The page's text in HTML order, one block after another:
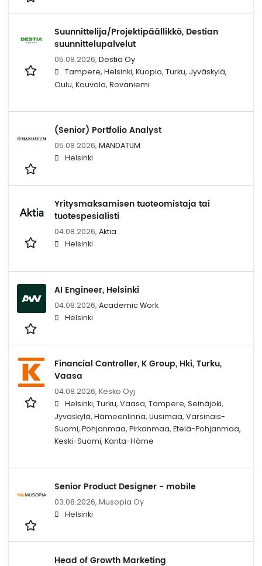
Suunnittelija/Projektipäällikkö, Destian
suunnittelupalvelut
05.08.2026, Destia Oy
Tampere, Helsinki, Kuopio, Turku, Jyväskylä,
Oulu, Kouvola, Rovaniemi
(Senior) Portfolio Analyst
05.08.2026, MANDATUM
Helsinki
Yritysmaksamisen tuoteomistaja tai
tuotespesialisti
04.08.2026, Aktia
Helsinki
AI Engineer, Helsinki
04.08.2026, Academic Work
Helsinki
Financial Controller, K Group, Hki, Turku,
Vaasa
04.08.2026, Kesko Oyj
Helsinki, Turku, Vaasa, Tampere, Seinäjoki,
Jyväskylä, Hämeenlinna, Uusimaa, Varsinais-
Suomi, Pohjanmaa, Pirkanmaa, Etelä-Pohjanmaa,
Keski-Suomi, Kanta-Häme
Senior Product Designer - mobile
03.08.2026, Musopia Oy
Helsinki
Head of Growth Marketing